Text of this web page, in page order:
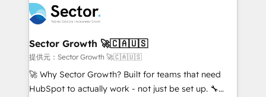
empresas em 13 países utilizam a Nexforce. Somos
a maior parceira da HubSpot na América Latina e
líder no ranking global de sucesso do cliente da
HubSpot.
businesses. Our teams are based in North America
and APAC. We are HubSpot's top-ranked Advanced
Implementation Certified Partner and we contribute
to their advisory council. We strive to do 'good work
with good people' and have worked with incredible
brands. You can see some of them on our website,
Sector Growth 🚀🇨🇦🇺🇸
提供元：Sector Growth 🚀🇨🇦🇺🇸
🚀 Why Sector Growth? Built for teams that need
HubSpot to actually work - not just be set up. 🔧